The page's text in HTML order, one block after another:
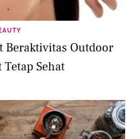
Beraktivitas Outdoor
Sehat